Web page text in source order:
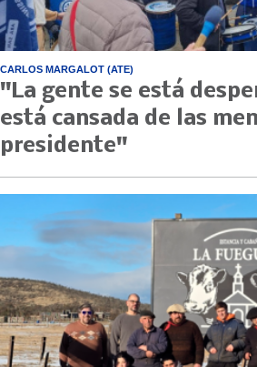
CARLOS MARGALOT (ATE)
"La gente se está
está cansada de las
presidente"